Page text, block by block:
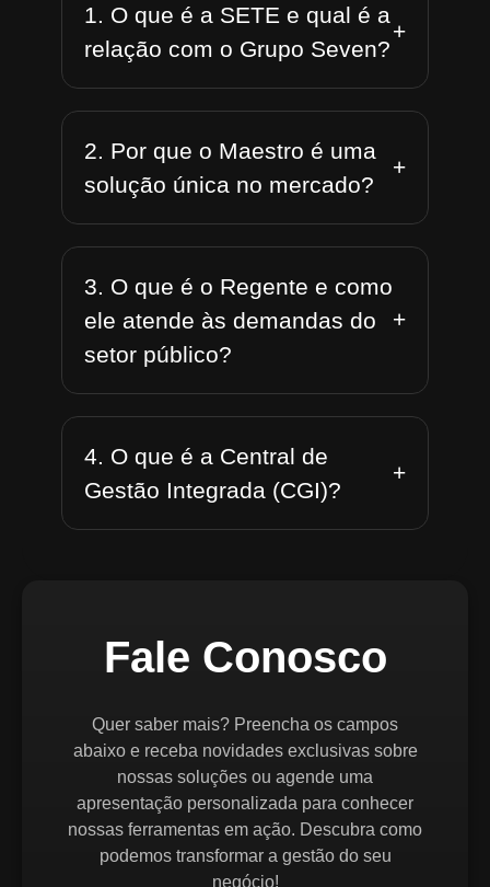
1. O que é a SETE e qual é a
relação com o Grupo Seven?
+
2. Por que o Maestro é uma
solução única no mercado?
+
3. O que é o Regente e como
ele atende às demandas do
setor público?
+
4. O que é a Central de
Gestão Integrada (CGI)?
+
Fale Conosco
Quer saber mais? Preencha os campos
abaixo e receba novidades exclusivas sobre
nossas soluções ou agende uma
apresentação personalizada para conhecer
nossas ferramentas em ação. Descubra como
podemos transformar a gestão do seu
negócio!